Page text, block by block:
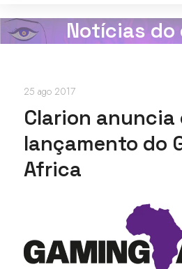
Notícias do
25 ago 2017
Clarion anuncia
lançamento do
Africa